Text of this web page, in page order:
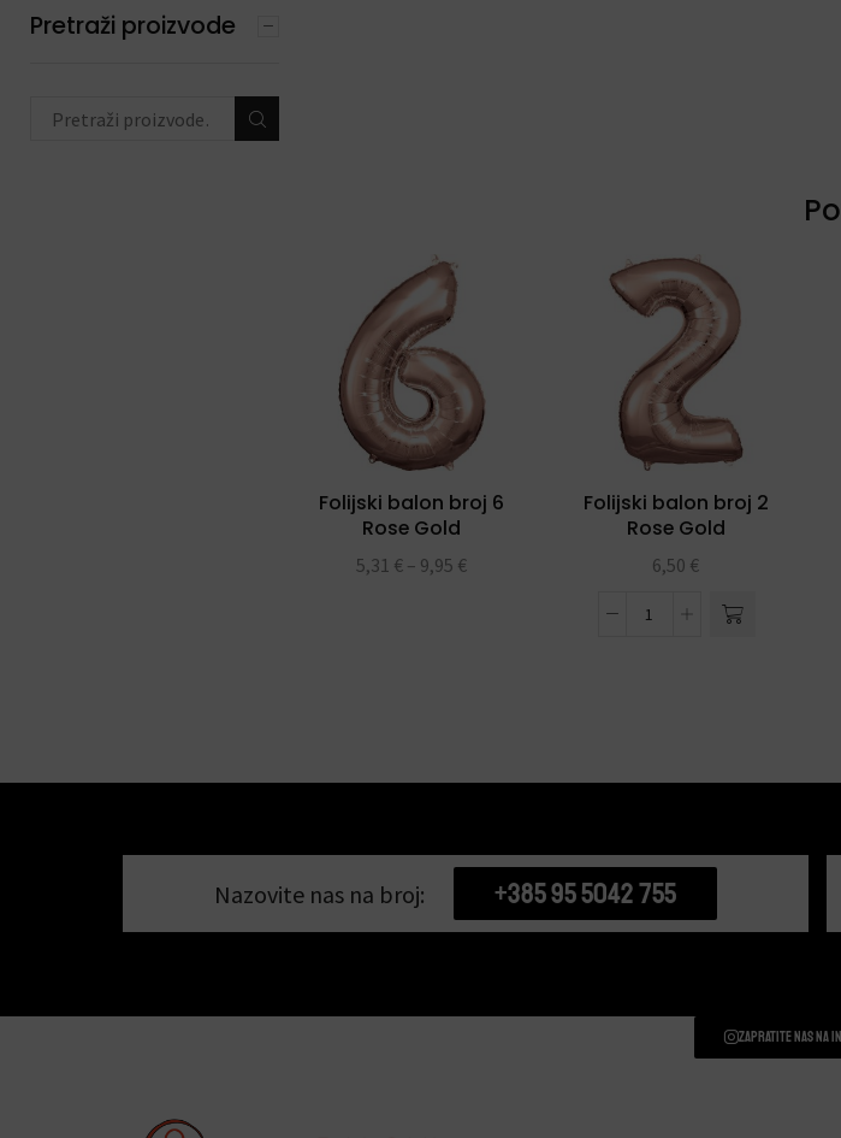
Folijski balon broj 6
Rose Gold
5,31 € – 9,95 €
Folijski balon broj 2
Rose Gold
6,50 €
svemirski party
Pretraži proizvode
Nazovite nas na broj: +385 95 5042 755
Zapratite nas na